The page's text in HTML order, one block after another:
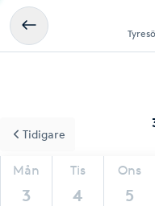
Mån
3
Tis
4
Ons
5
Tidigare